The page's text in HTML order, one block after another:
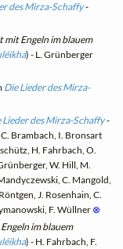
des Mirza-Schaffy-
mit Engeln im blauem
) - L. Grünberger
Die Lieder des Mirza-
Lieder des Mirza-Schaffy-
Brambach, I. Bronsart
H. Fahrbach, O.
W. Hill, M.
C. Mangold,
J. Rosenhain, C.
F. Wüllner ⊗
im blauem
) - H. Fahrbach, F.